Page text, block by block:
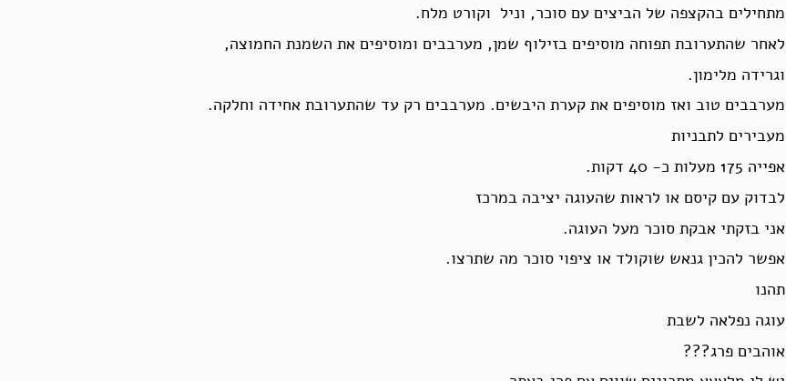
מתחילים בהקצפה של הביצים עם סוכר, וניל וקורט מלח.
לאחר שהתערובת תפוחה מוסיפים בזילוף שמן, מערבבים ומוסיפים את השמנת החמוצה,
וגרידה מלימון.
מערבבים טוב ואז מוסיפים את קערת היבשים. מערבבים רק עד שהתערובת אחידה וחלקה.
מעבירים לתבניות
אפייה 175 מעלות כ- 40 דקות.
לבדוק עם קיסם או לראות שהעוגה יציבה במרכז
אני בזקתי אבקת סוכר מעל העוגה.
אפשר להכין גנאש שוקולד או ציפוי סוכר מה שתרצו.
תהנו
עוגה נפלאה לשבת
אוהבים פרג???